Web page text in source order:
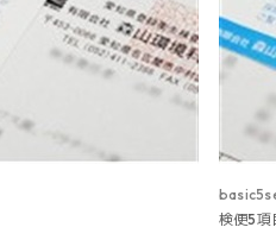
検便5項